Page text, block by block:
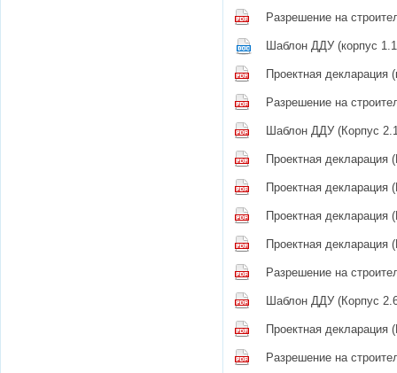
Разрешение на
Шаблон ДДУ (корпус
Проектная декларация
Разрешение на
Шаблон ДДУ (Корпус
Проектная декларация
Проектная декларация
Проектная декларация
Проектная декларация
Разрешение на
Шаблон ДДУ (Корпус
Проектная декларация
Разрешение на